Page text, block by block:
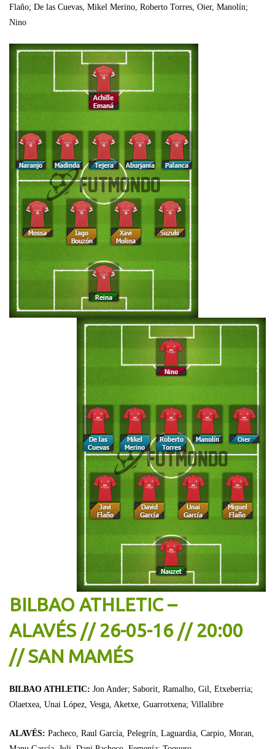
Flaño; De las Cuevas, Mikel Merino, Roberto Torres, Oier, Manolín;
Nino
BILBAO ATHLETIC –
ALAVÉS // 26-05-16 // 20:00
// SAN MAMÉS
BILBAO ATHLETIC: Jon Ander; Saborit, Ramalho, Gil, Etxeberria;
Olaetxea, Unai López, Vesga, Aketxe, Guarrotxena; Villalibre
ALAVÉS: Pacheco, Raul García, Pelegrín, Laguardia, Carpio, Moran,